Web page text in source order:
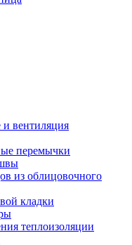
вентиляция
перемычки
из облицовочного
кладки
теплоизоляции